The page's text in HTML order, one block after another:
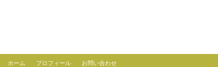
ホーム プロフィール お問い合わせ